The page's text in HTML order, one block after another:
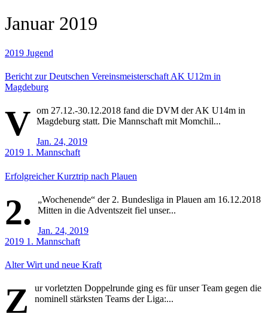
Januar 2019
2019 Jugend
Bericht zur Deutschen Vereinsmeisterschaft AK U12m in
Magdeburg
V om 27.12.-30.12.2018 fand die DVM der AK U14m in
Magdeburg statt. Die Mannschaft mit Momchil...
Jan. 24, 2019
2019 1. Mannschaft
Erfolgreicher Kurztrip nach Plauen
2.
„Wochenende“ der 2. Bundesliga in Plauen am 16.12.2018
Mitten in die Adventszeit fiel unser...
Jan. 24, 2019
2019 1. Mannschaft
Alter Wirt und neue Kraft
Z
ur vorletzten Doppelrunde ging es für unser Team gegen die
nominell stärksten Teams der Liga:...